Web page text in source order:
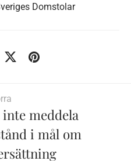
Domstolar
meddela
i mål om